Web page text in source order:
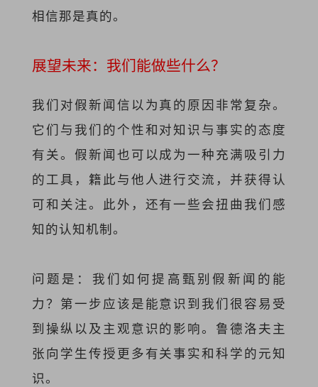
相信那是真的。
展望未来：我们能做些什么？
我们对假新闻信以为真的原因非常复杂。
它们与我们的个性和对知识与事实的态度
有关。假新闻也可以成为一种充满吸引力
的工具，籍此与他人进行交流，并获得认
可和关注。此外，还有一些会扭曲我们感
知的认知机制。
问题是：我们如何提高甄别假新闻的能
力？第一步应该是能意识到我们很容易受
到操纵以及主观意识的影响。鲁德洛夫主
张向学生传授更多有关事实和科学的元知
识。